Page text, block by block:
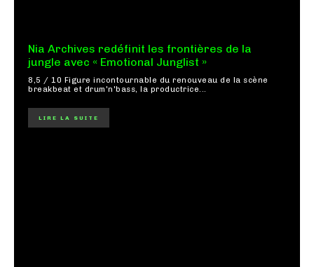
Nia Archives redéfinit les frontières de la
jungle avec « Emotional Junglist »
8,5 / 10 Figure incontournable du renouveau de la scène
breakbeat et drum'n'bass, la productrice...
LIRE LA SUITE